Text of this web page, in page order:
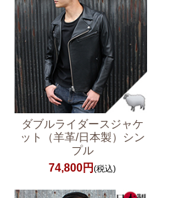
ダブルライダースジャケ
ット（羊革/日本製）シン
プル
74,800円(税込)